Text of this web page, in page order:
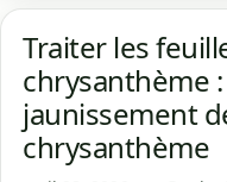
Traiter les
chrysanthème
jaunissement
chrysanthème